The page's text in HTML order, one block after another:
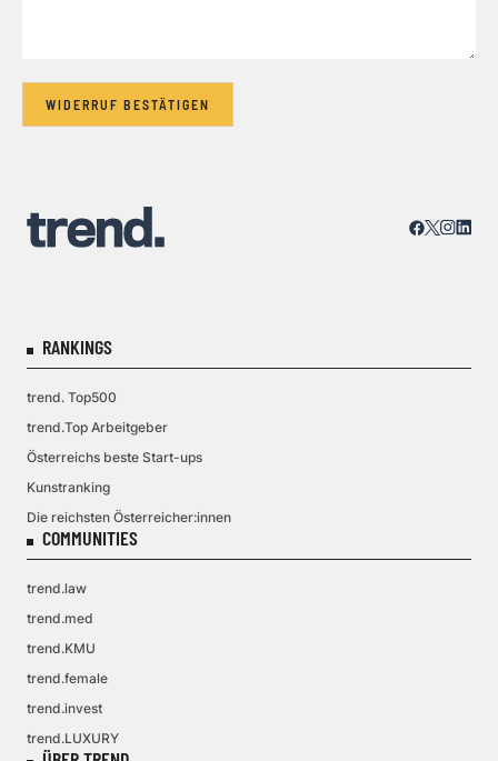
WIDERRUF BESTÄTIGEN
RANKINGS
trend. Top500
trend.Top Arbeitgeber
Österreichs beste Start-ups
Kunstranking
Die reichsten Österreicher:innen
COMMUNITIES
trend.law
trend.med
trend.KMU
trend.female
trend.invest
trend.LUXURY